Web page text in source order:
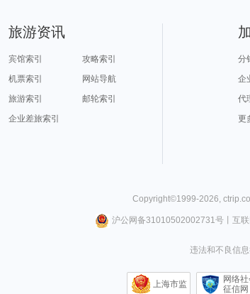
旅游资讯
宾馆索引
攻略索引
机票索引
网站导航
旅游索引
邮轮索引
企业差旅索引
分
企
代
更
Copyright©1999-2026,
沪公网备31010502002731号丨 互
违法和不良信
上海市监
网络社
征信网